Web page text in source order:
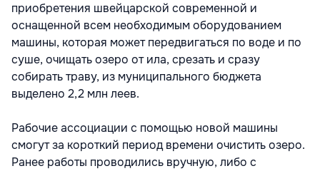
приобретения швейцарской современной и
оснащенной всем необходимым оборудованием
машины, которая может передвигаться по воде и по
суше, очищать озеро от ила, срезать и сразу
собирать траву, из муниципального бюджета
выделено 2,2 млн леев.
Рабочие ассоциации с помощью новой машины
смогут за короткий период времени очистить озеро.
Ранее работы проводились вручную, либо с